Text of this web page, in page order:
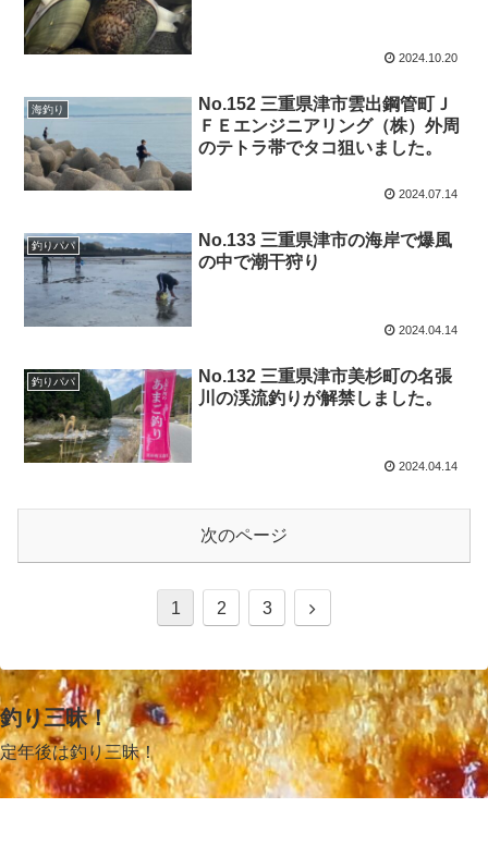
2024.10.20
海釣り
No.152 三重県津市雲出鋼管町Ｊ
ＦＥエンジニアリング（株）外周
のテトラ帯でタコ狙いました。
2024.07.14
釣りパパ
No.133 三重県津市の海岸で爆風
の中で潮干狩り
2024.04.14
釣りパパ
No.132 三重県津市美杉町の名張
川の渓流釣りが解禁しました。
2024.04.14
次のページ
1 2 3
釣り三昧！
定年後は釣り三昧！